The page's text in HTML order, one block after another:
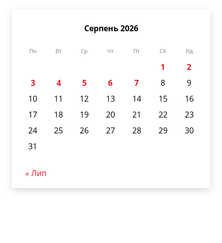
Серпень 2026
Пн Вт Ср Чт Пт Сб Нд
1
2
3
4 5 6 7 8
9
10
11 12 13 14 15
16
17
18 19 20 21 22
23
24
25 26 27 28 29
30
31
« Лип